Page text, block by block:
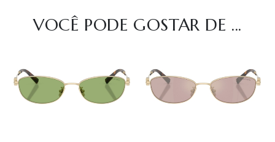
VOCÊ PODE GOSTAR DE ...